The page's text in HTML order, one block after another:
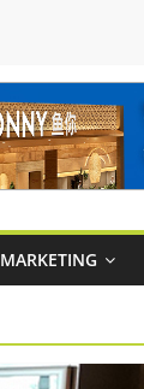
MARKETING